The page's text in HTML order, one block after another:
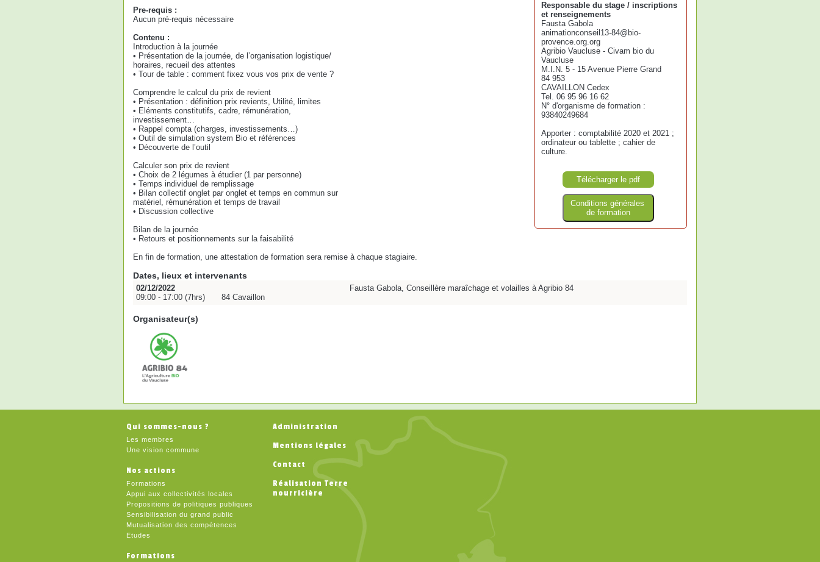
Pre-requis :
Aucun pré-requis nécessaire
Contenu :
Introduction à la journée
• Présentation de la journée, de l’organisation logistique/
horaires, recueil des attentes
• Tour de table : comment fixez vous vos prix de vente ?
Comprendre le calcul du prix de revient
• Présentation : définition prix revients, Utilité, limites
• Eléments constitutifs, cadre, rémunération,
investissement…
• Rappel compta (charges, investissements…)
• Outil de simulation system Bio et références
• Découverte de l’outil
Calculer son prix de revient
• Choix de 2 légumes à étudier (1 par personne)
• Temps individuel de remplissage
• Bilan collectif onglet par onglet et temps en commun sur
matériel, rémunération et temps de travail
• Discussion collective
Bilan de la journée
• Retours et positionnements sur la faisabilité
En fin de formation, une attestation de formation sera remise à chaque stagiaire.
Responsable du stage / inscriptions
et renseignements
Fausta Gabola
animationconseil13-84@bio-
provence.org.org
Agribio Vaucluse - Civam bio du
Vaucluse
M.I.N. 5 - 15 Avenue Pierre Grand
84 953
CAVAILLON Cedex
Tel. 06 95 96 16 62
N° d'organisme de formation :
93840249684
Apporter : comptabilité 2020 et 2021 ;
ordinateur ou tablette ; cahier de
culture.
Télécharger le pdf
Conditions générales
de formation
Dates, lieux et intervenants
02/12/2022
09:00 - 17:00 (7hrs)
84 Cavaillon
Fausta Gabola, Conseillère maraîchage et volailles à Agribio 84
Organisateur(s)
Qui sommes-nous ?
Les membres
Une vision commune
Nos actions
Formations
Appui aux collectivités locales
Propositions de politiques publiques
Sensibilisation du grand public
Mutualisation des compétences
Etudes
Formations
Administration
Mentions légales
Contact
Réalisation Terre
nourricière